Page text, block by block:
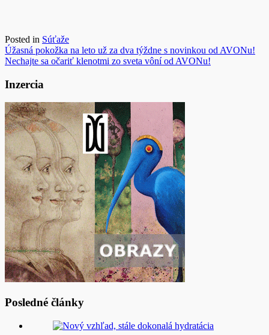
Posted in Súťaže
Navigácia
v
článku
Úžasná pokožka na leto už za dva týždne s novinkou od AVONu!
Nechajte sa očariť klenotmi zo sveta vôní od AVONu!
Inzercia
Posledné články